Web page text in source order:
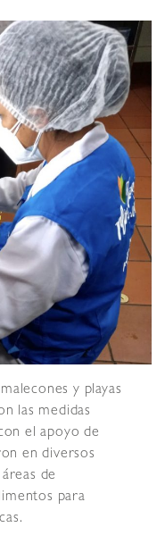
y playas
las medidas
el apoyo de
en diversos
de
para